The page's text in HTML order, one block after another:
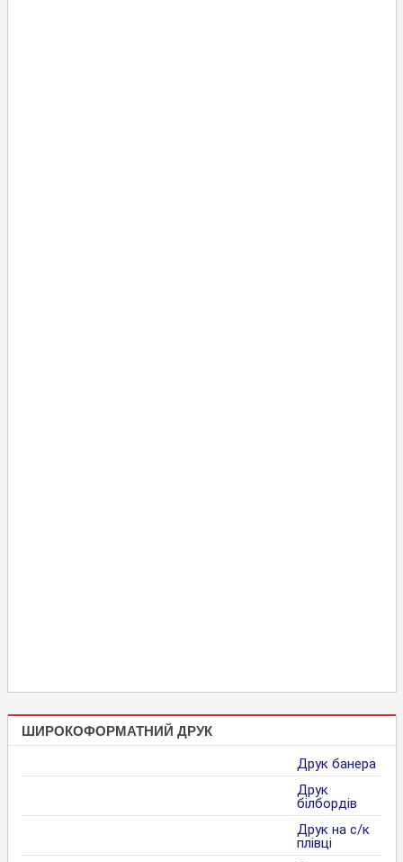
ШИРОКОФОРМАТНИЙ ДРУК
Друк банера
Друк
білбордів
Друк на с/к
плівці